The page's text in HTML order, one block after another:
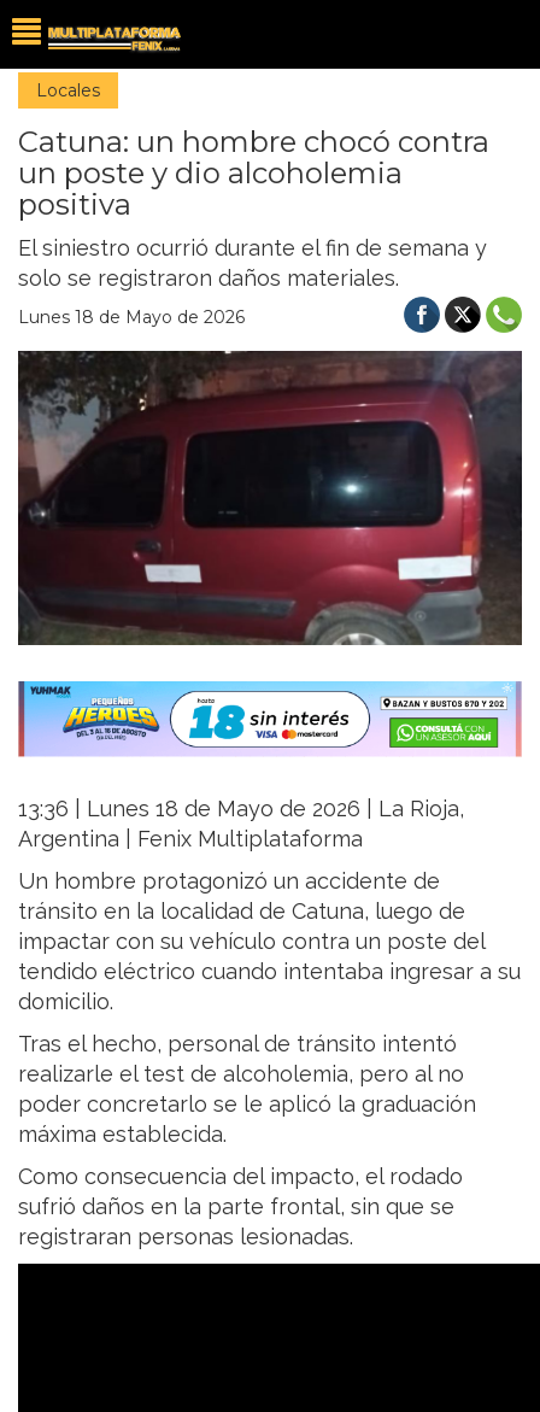
Locales
Catuna: un hombre chocó contra
un poste y dio alcoholemia
positiva
El siniestro ocurrió durante el fin de semana y
solo se registraron daños materiales.
Lunes 18 de Mayo de 2026
13:36 | Lunes 18 de Mayo de 2026 | La Rioja,
Argentina | Fenix Multiplataforma
Un hombre protagonizó un accidente de
tránsito en la localidad de Catuna, luego de
impactar con su vehículo contra un poste del
tendido eléctrico cuando intentaba ingresar a su
domicilio.
Tras el hecho, personal de tránsito intentó
realizarle el test de alcoholemia, pero al no
poder concretarlo se le aplicó la graduación
máxima establecida.
Como consecuencia del impacto, el rodado
sufrió daños en la parte frontal, sin que se
registraran personas lesionadas.